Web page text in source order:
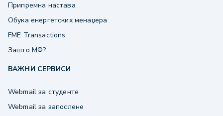
Припремна настава
Обука енергетских менаџера
FME Transactions
Зашто МФ?
ВАЖНИ СЕРВИСИ
Webmail за студенте
Webmail за запослене